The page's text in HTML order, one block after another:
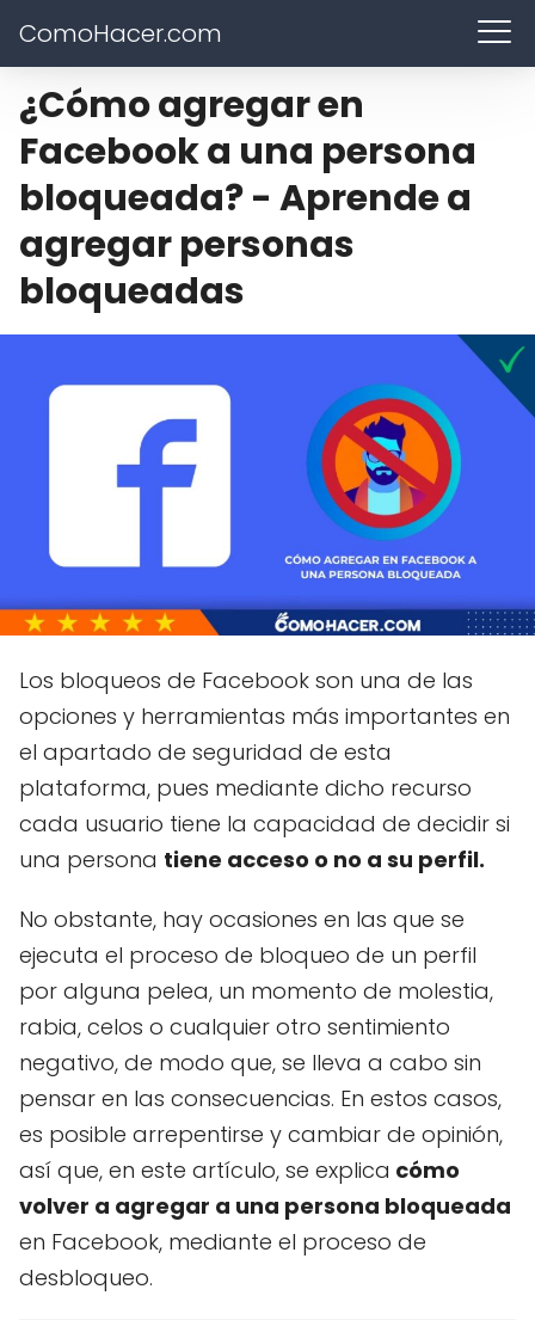
ComoHacer.com
¿Cómo agregar en
Facebook a una persona
bloqueada? - Aprende a
agregar personas
bloqueadas
Los bloqueos de Facebook son una de las
opciones y herramientas más importantes en
el apartado de seguridad de esta
plataforma, pues mediante dicho recurso
cada usuario tiene la capacidad de decidir si
una persona tiene acceso o no a su perfil.
No obstante, hay ocasiones en las que se
ejecuta el proceso de bloqueo de un perfil
por alguna pelea, un momento de molestia,
rabia, celos o cualquier otro sentimiento
negativo, de modo que, se lleva a cabo sin
pensar en las consecuencias. En estos casos,
es posible arrepentirse y cambiar de opinión,
así que, en este artículo, se explica cómo
volver a agregar a una persona bloqueada
en Facebook, mediante el proceso de
desbloqueo.